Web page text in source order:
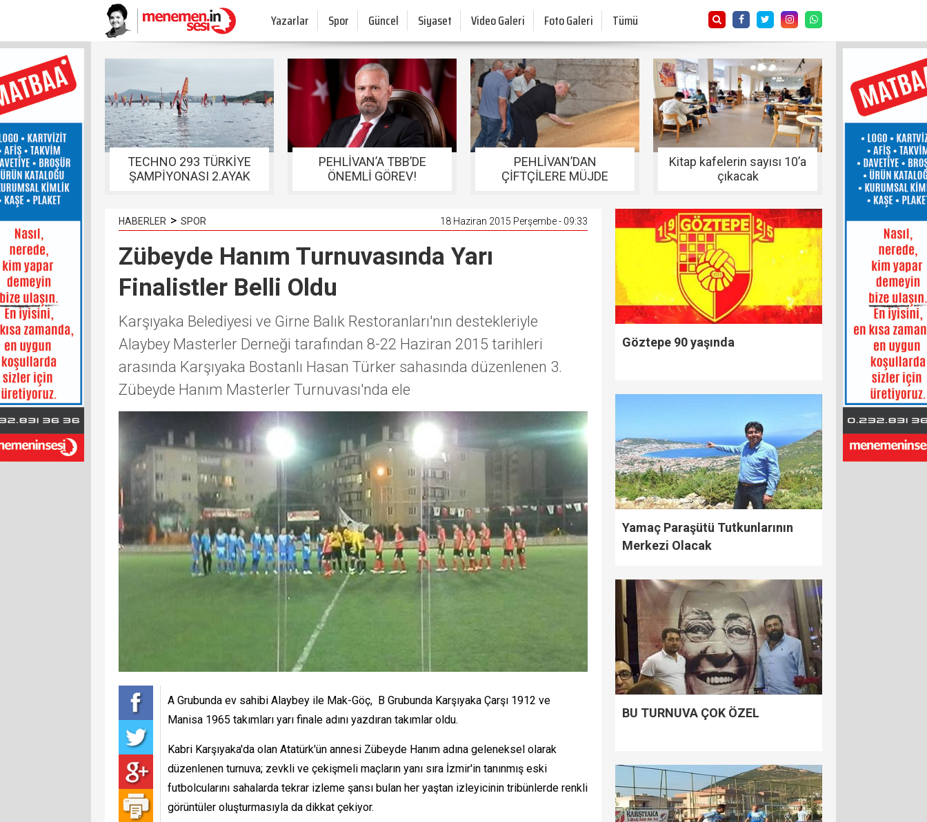
Yazarlar Spor Güncel Siyaset Video Galeri Foto Galeri Tümü
TECHNO 293 TÜRKİYE
ŞAMPİYONASI 2.AYAK
PEHLİVAN’A TBB’DE
ÖNEMLİ GÖREV!
PEHLİVAN’DAN
ÇİFTÇİLERE MÜJDE
Kitap kafelerin sayısı 10’a
çıkacak
HABERLER > SPOR 18 Haziran 2015 Perşembe - 09:33
Zübeyde Hanım Turnuvasında Yarı
Finalistler Belli Oldu
Karşıyaka Belediyesi ve Girne Balık Restoranları'nın destekleriyle
Alaybey Masterler Derneği tarafından 8-22 Haziran 2015 tarihleri
arasında Karşıyaka Bostanlı Hasan Türker sahasında düzenlenen 3.
Zübeyde Hanım Masterler Turnuvası'nda ele
A Grubunda ev sahibi Alaybey ile Mak-Göç, B Grubunda Karşıyaka Çarşı 1912 ve
Manisa 1965 takımları yarı finale adını yazdıran takımlar oldu.
Kabri Karşıyaka'da olan Atatürk'ün annesi Zübeyde Hanım adına geleneksel olarak
düzenlenen turnuva; zevkli ve çekişmeli maçların yanı sıra İzmir'in tanınmış eski
futbolcularını sahalarda tekrar izleme şansı bulan her yaştan izleyicinin tribünlerde renkli
görüntüler oluşturmasıyla da dikkat çekiyor.
Göztepe 90 yaşında
Yamaç Paraşütü Tutkunlarının
Merkezi Olacak
BU TURNUVA ÇOK ÖZEL